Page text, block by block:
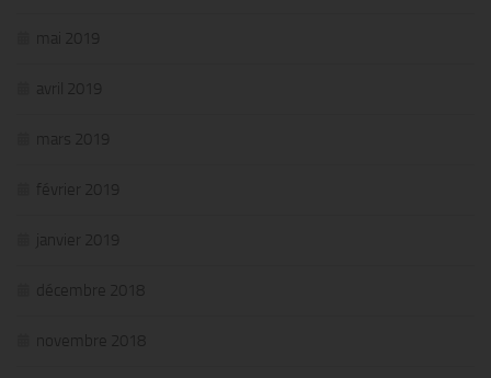
mai 2019
avril 2019
mars 2019
février 2019
janvier 2019
décembre 2018
novembre 2018